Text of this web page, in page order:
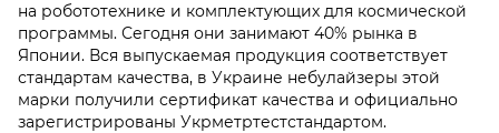
на робототехнике и комплектующих для космической
программы. Сегодня они занимают 40% рынка в
Японии. Вся выпускаемая продукция соответствует
стандартам качества, в Украине небулайзеры этой
марки получили сертификат качества и официально
зарегистрированы Укрметртестстандартом.